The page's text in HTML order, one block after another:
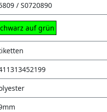
/ S0720890
auf grün